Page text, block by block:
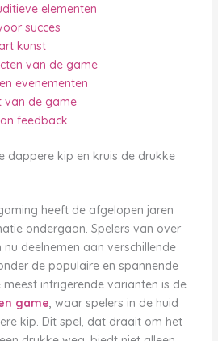
elementen
succes
kunst
van de game
evenementen
van de game
feedback
dappere kip en kruis de drukke
heeft de afgelopen jaren
ondergaan. Spelers van over
nu deelnemen aan verschillende
de populaire en spannende
meest intrigerende varianten is de
game, waar spelers in de huid
kip. Dit spel, dat draait om het